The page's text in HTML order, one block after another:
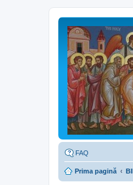
FAQ
Prima pagină